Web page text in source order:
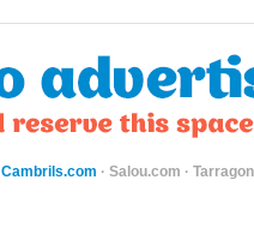
Cambrils.com · Salou.com ·